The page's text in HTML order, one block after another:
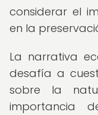
considerar el
en la
La narrativa
desafía a
sobre la
importancia